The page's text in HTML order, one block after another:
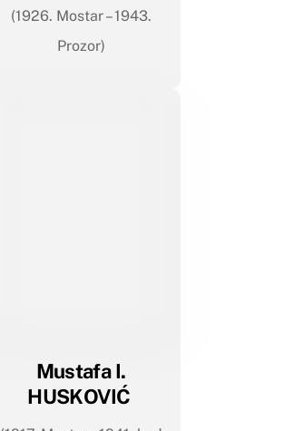
(1926. Mostar – 1943.
Prozor)
Mustafa I.
HUSKOVIĆ